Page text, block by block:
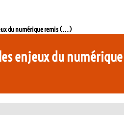
du numérique remis (…)
enjeux du